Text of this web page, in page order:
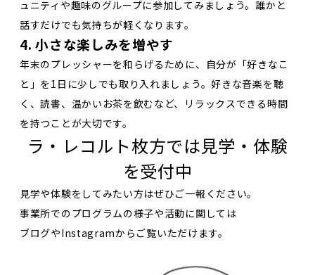
ュニティや趣味のグループに参加してみましょう。誰かと
話すだけでも気持ちが軽くなります。
4. 小さな楽しみを増やす
年末のプレッシャーを和らげるために、自分が「好きなこ
と」を1日に少しでも取り入れましょう。好きな音楽を聴
く、読書、温かいお茶を飲むなど、リラックスできる時間
を持つことが大切です。
ラ・レコルト枚方では見学・体験
を受付中
見学や体験をしてみたい方はぜひご一報ください。
事業所でのプログラムの様子や活動に関しては
ブログやInstagramからご覧いただけます。